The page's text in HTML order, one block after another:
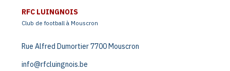
RFC LUINGNOIS
Club de football à Mouscron
Rue Alfred Dumortier 7700 Mouscron
info@rfcluingnois.be